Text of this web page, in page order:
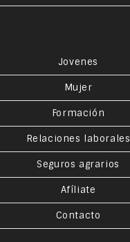
Jovenes
Mujer
Formación
Relaciones laborales
Seguros agrarios
Afíliate
Contacto